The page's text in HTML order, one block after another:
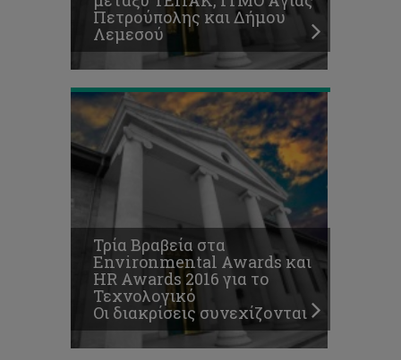
Πετρούπολης και Δήμου
Λεμεσού
Οι
διακρίσεις
συνεχίζονται
Τρία Βραβεία στα
Environmental Awards και
HR Awards 2016 για το
Τεχνολογικό
Οι διακρίσεις συνεχίζονται
Εδώ
φοιτούμε.
Τεχνολογικό
Πανεπιστήμιο
Κύπρου,
το
Πανεπιστήμιο
της
καρδιάς
μας!